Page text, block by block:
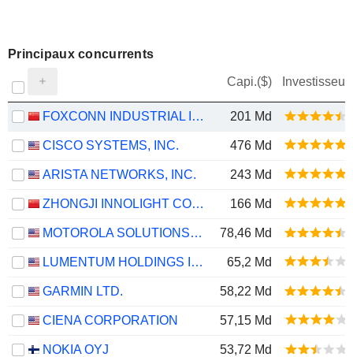
Principaux concurrents
Capi.($) Investisseur
FOXCONN INDUSTRIAL INTERNET CO., LTD. 201 Md
CISCO SYSTEMS, INC. 476 Md
ARISTA NETWORKS, INC. 243 Md
ZHONGJI INNOLIGHT CO., LTD. 166 Md
MOTOROLA SOLUTIONS, INC. 78,46 Md
LUMENTUM HOLDINGS INC. 65,2 Md
GARMIN LTD. 58,22 Md
CIENA CORPORATION 57,15 Md
NOKIA OYJ 53,72 Md